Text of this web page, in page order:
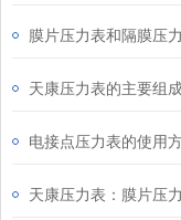
膜片压力表和隔膜压
天康压力表的主要组
电接点压力表的使用